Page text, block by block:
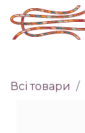
Всі товари